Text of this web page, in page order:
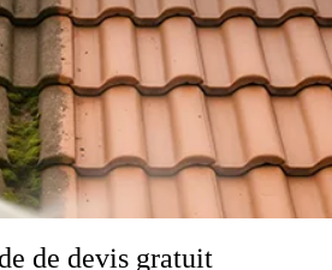
de devis gratuit